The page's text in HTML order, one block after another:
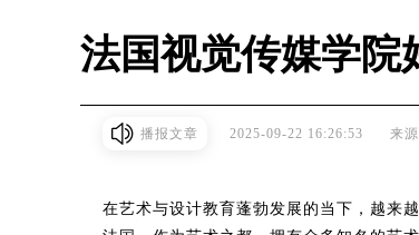
法国视觉传媒学院
播报文章 2025-09-22 16:26:53 来
在艺术与设计教育蓬勃发展的当下，越来